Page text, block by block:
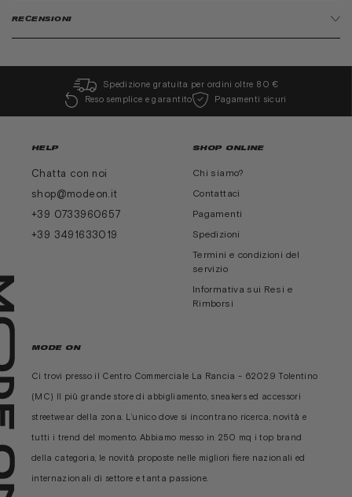
RECENSIONI
Spedizione gratuita per ordini oltre 80 €
Reso semplice e garantito
Pagamenti sicuri
HELP
Chatta con noi
shop@modeon.it
+39 0733960657
+39 3491633019
SHOP ONLINE
Chi siamo?
Contattaci
Pagamenti
Spedizioni
Termini e condizioni del
servizio
Informativa sui Resi e
Rimborsi
MODE ON
Ci trovi presso il Centro Commerciale La Rancia - 62029 Tolentino
(MC) Il più grande store di abbigliamento, sneakers ed accessori
streetwear della zona. L’unico dove si incontrano ricerca, novità e
tutti i trend del momento. Abbiamo messo in 250 mq i top brand
della categoria, le novità proposte nelle migliori fiere nazionali ed
internazionali di settore e tanta passione.